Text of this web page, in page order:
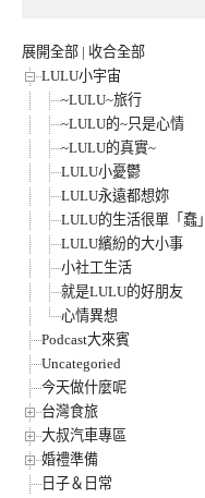
展開全部 | 收合全部
LULU小宇宙
~LULU~旅行
~LULU的~只是心情
~LULU的真實~
LULU小憂鬱
LULU永遠都想妳
LULU的生活很單「蠢」
LULU繽紛的大小事
小社工生活
就是LULU的好朋友
心情異想
Podcast大來賓
Uncategoried
今天做什麼呢
台灣食旅
大叔汽車專區
婚禮準備
日子＆日常